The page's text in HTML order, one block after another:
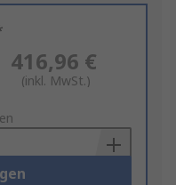
416,96 €
(inkl. MwSt.)